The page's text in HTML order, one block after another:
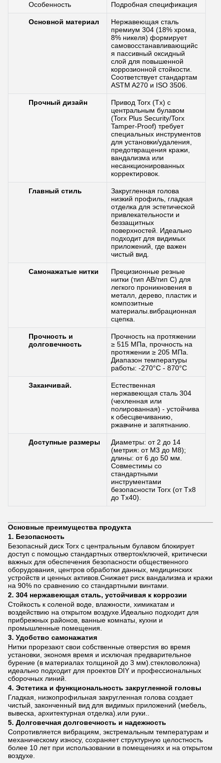
Особенность Подробная спецификация
Основной материал
Нержавеющая сталь
премиум 304 (18% хрома,
8% никеля) формирует
самовосстанавливающийс
я пассивный оксидный
слой для повышенной
коррозионной стойкости.
Соответствует стандартам
ASTM A270 и ISO 3506.
Прочный дизайн
Привод Torx (Tx) с
центральным булавом
(Torx Plus Security/Torx
Tamper-Proof) требует
специальных инструментов
для установки/удаления,
предотвращения кражи,
вандализма или
несанкционированных
корректировок.
Главный стиль
Закругленная голова ️
низкий профиль, гладкая
отделка для эстетической
привлекательности и
беззащитных
поверхностей. Идеально
подходит для видимых
приложений, где важен
чистый вид.
Самонажатые нитки
Прецизионные резные
нитки (тип AB/тип C) для
легкого проникновения в
металл, дерево, пластик и
композитные
материалы.вибрационная
сцепка.
Прочность и
долговечность
Прочность на протяжении
≥ 515 МПа, прочность на
протяжении ≥ 205 МПа.
Диапазон температуры
работы: -270°C - 870°C
Заканчивай.
Естественная
нержавеющая сталь 304
(чехленная или
полированная) - устойчива
к обесцвечиванию,
ржавчине и запятнанию.
Доступные размеры
Диаметры: от 2 до 14
(метрия: от M3 до M8);
длины: от 6 до 50 мм.
Совместимы со
стандартными
инструментами
безопасности Torx (от Tx8
до Tx40).
Основные преимущества продукта
Безопасность
Безопасный диск Torx с центральным булавом блокирует
доступ с помощью стандартных отверток/ключей, критически
важных для обеспечения безопасности общественного
оборудования, центров обработки данных, медицинских
устройств и ценных активов.Снижает риск вандализма и кражи
на 90% по сравнению со стандартными винтами.
304 нержавеющая сталь, устойчивая к коррозии
Стойкость к соленой воде, влажности, химикатам и
воздействию на открытом воздухе.Идеально подходит для
прибрежных районов, ванные комнаты, кухни и
промышленные помещения.
Удобство самонажатия
Нитки прорезают свои собственные отверстия во время
установки, экономя время и исключая предварительное
бурение (в материалах толщиной до 3 мм).стекловолокна)
идеально подходит для проектов DIY и профессиональных
сборочных линий.
Эстетика и функциональность закругленной головы
Гладкая, низкопрофильная закругленная голова создает
чистый, законченный вид для видимых приложений (мебель,
вывеска, архитектурная отделка).или руки..
Долговечная долговечность и надежность
Сопротивляется вибрациям, экстремальным температурам и
механическому износу, сохраняет структурную целостность
более 10 лет при использовании в помещениях и на открытом
воздухе.